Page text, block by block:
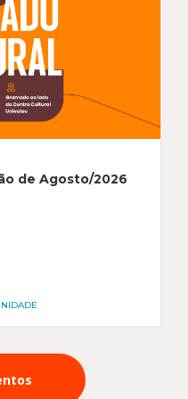
de Agosto/2026